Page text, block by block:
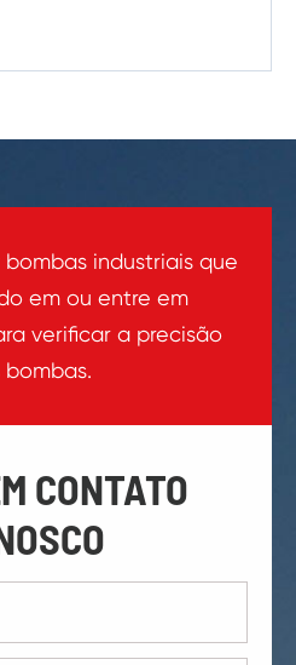
industriais que
em ou entre em
verificar a precisão
CONTATO